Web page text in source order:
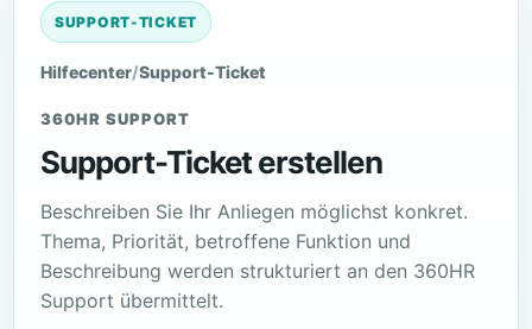
SUPPORT-TICKET
Hilfecenter/Support-Ticket
360HR SUPPORT
Support-Ticket erstellen
Beschreiben Sie Ihr Anliegen möglichst konkret.
Thema, Priorität, betroffene Funktion und
Beschreibung werden strukturiert an den 360HR
Support übermittelt.